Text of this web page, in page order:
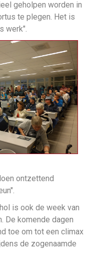
geholpen worden in
te plegen. Het is
werk".
ontzettend
is ook de week van
De komende dagen
toe om tot een climax
de zogenaamde